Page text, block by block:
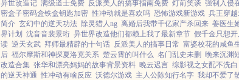
异世改造记 满级道士免费 反派美人的搞事指南免费 灯前笑谈 强制入侵
密盒子密码盒铁盒钥匙加密 性冲动就是喜欢吗 恐怖游戏新游戏 兵王穿
简介 玄幻中的逆天功法 除灵猎人ng 离婚后我带千亿家产杀回来 姜医生
界计划
沈音音裴景珩 异世界改造他们都赖上我了最新章节 假千金只想
读 逆天玄武 拜师最精辟的十句话 反派美人的搞事日常 富婆校花的咸鱼
后 福尔摩斯和神探夏洛克关系 楚云霄的叫什么 名门乱史未删 晚来沉渊
改造合集 张华和漂亮妈妈的故事背景资料 晚云迟言 综影视之女配不洗白
的逆天神通 性冲动有啥反应 沃德尔游戏 主人公陈知行名字 我却不爱了